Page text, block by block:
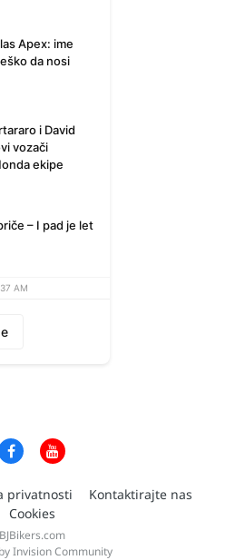
Apex: ime
da nosi
i David
vozači
ekipe
– I pad je let
AM
privatnosti
Kontaktirajte nas
Cookies
BJBikers.com
Invision Community